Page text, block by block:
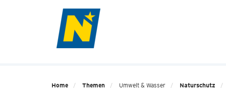
Home Themen Umwelt & Wasser Naturschutz